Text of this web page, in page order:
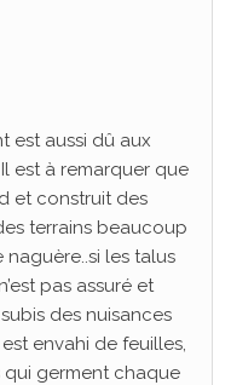
est aussi dû aux
est à remarquer que
et construit des
terrains beaucoup
les talus
pas assuré et
des nuisances
envahi de feuilles,
qui germent chaque